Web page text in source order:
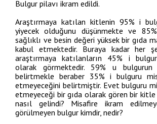
Bulgur pilavı ikram edildi.
Araştırmaya katılan kitlenin 95% i
yiyecek olduğunu düşünmekte ve
sağlıklı ve besin değeri yüksek bir gıda
kabul etmektedir. Buraya kadar her
araştırmaya katılanların 45% i
olarak görmektedir. 59% u bulgurun
belirtmekle beraber 35% i bulguru
etmeyeceğini belirtmiştir. Evet bulguru
etmeyeceği bir gıda olarak gören bir kitle
nasıl gelindi? Misafire ikram
görülmeyen bulgur kimdir, nedir?